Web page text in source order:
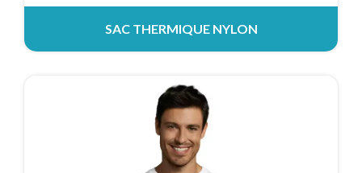
SAC THERMIQUE NYLON